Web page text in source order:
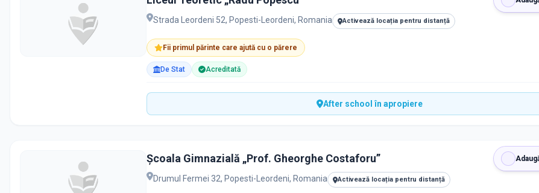
Strada Leordeni 52, Popesti-Leordeni, Romania Activează locația pentru distanță
Fii primul părinte care ajută cu o părere
De Stat Acreditată
After school în apropiere
Școala Gimnazială „Prof. Gheorghe Costaforu”
Drumul Fermei 32, Popesti-Leordeni, Romania Activează locația pentru distanță